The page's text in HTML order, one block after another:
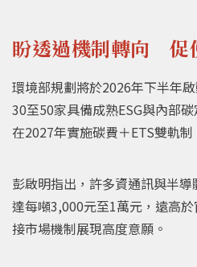
盼透過機制轉向 促
環境部規劃將於2026年下半年
30至50家具備成熟ESG與內部
在2027年實施碳費＋ETS雙軌制
彭啟明指出，許多資通訊與半
達每噸3,000元至1萬元，遠高
接市場機制展現高度意願。